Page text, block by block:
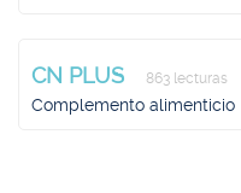
CN PLUS 863 lecturas
Complemento alimenticio